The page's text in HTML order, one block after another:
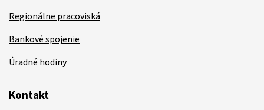
Regionálne pracoviská
Bankové spojenie
Úradné hodiny
Kontakt